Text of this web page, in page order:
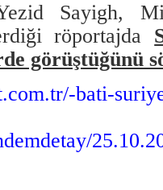
Sayigh,
röportajda
görüştüğünü
bati-